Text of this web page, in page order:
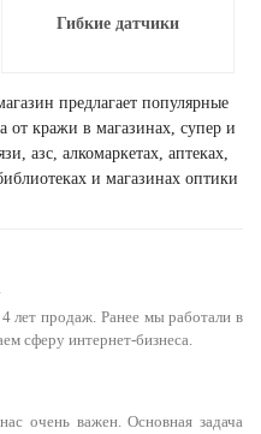
Гибкие датчики
предлагает популярные
от кражи в магазинах, супер и
азс, алкомаркетах, аптеках,
и магазинах оптики
лет продаж. Ранее мы работали в
сферу интернет-бизнеса.
очень важен. Основная задача